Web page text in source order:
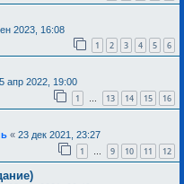
2023, 16:08
1 2 3 4 5 6
апр 2022, 19:00
1 … 13 14 15 16
« 23 дек 2021, 23:27
1 … 9 10 11 12